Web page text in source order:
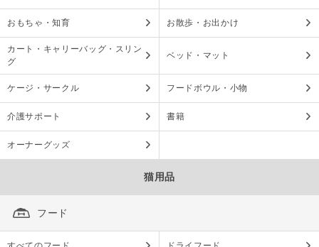
おもちゃ・知育 お散歩・お出かけ
カート・キャリーバッグ・スリン
グ
ベッド・マット
ケージ・サークル フードボウル・小物
介護サポート 書籍
オーナーグッズ
猫用品
フード